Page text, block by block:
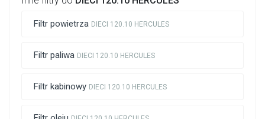
Filtr powietrza DIECI 120.10 HERCULES
Filtr paliwa DIECI 120.10 HERCULES
Filtr kabinowy DIECI 120.10 HERCULES